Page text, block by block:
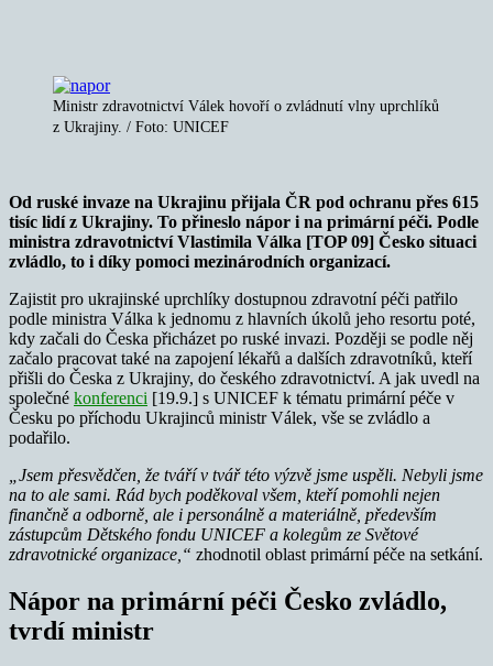
Ministr zdravotnictví Válek hovoří o zvládnutí vlny uprchlíků
z Ukrajiny. / Foto: UNICEF
Od ruské invaze na Ukrajinu přijala ČR pod ochranu přes 615
tisíc lidí z Ukrajiny. To přineslo nápor i na primární péči. Podle
ministra zdravotnictví Vlastimila Válka [TOP 09] Česko situaci
zvládlo, to i díky pomoci mezinárodních organizací.
Zajistit pro ukrajinské uprchlíky dostupnou zdravotní péči patřilo
podle ministra Válka k jednomu z hlavních úkolů jeho resortu poté,
kdy začali do Česka přicházet po ruské invazi. Později se podle něj
začalo pracovat také na zapojení lékařů a dalších zdravotníků, kteří
přišli do Česka z Ukrajiny, do českého zdravotnictví. A jak uvedl na
společné konferenci [19.9.] s UNICEF k tématu primární péče v
Česku po příchodu Ukrajinců ministr Válek, vše se zvládlo a
podařilo.
„Jsem přesvědčen, že tváří v tvář této výzvě jsme uspěli. Nebyli jsme
na to ale sami. Rád bych poděkoval všem, kteří pomohli nejen
finančně a odborně, ale i personálně a materiálně, především
zástupcům Dětského fondu UNICEF a kolegům ze Světové
zdravotnické organizace,“ zhodnotil oblast primární péče na setkání.
Nápor na primární péči Česko zvládlo,
tvrdí ministr